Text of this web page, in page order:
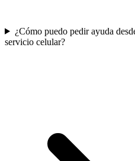
¿Cómo puedo pedir ayuda
servicio celular?